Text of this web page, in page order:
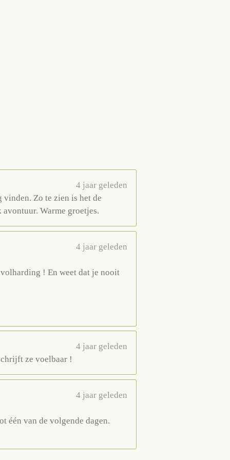
4 jaar geleden
Zo te zien is het de
Warme groetjes.
4 jaar geleden
! En weet dat je nooit
4 jaar geleden
ze voelbaar !
4 jaar geleden
één van de volgende dagen.